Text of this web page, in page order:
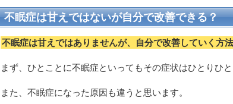
不眠症は甘えではないが自分で改善できる？
不眠症は甘えではありませんが、自分で改善していく方法
まず、ひとことに不眠症といってもその症状はひとりひと
また、不眠症になった原因も違うと思います。